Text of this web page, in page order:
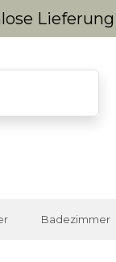
Badezimmer